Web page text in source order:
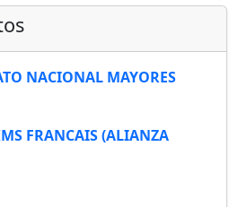
NACIONAL MAYORES
FRANCAIS (ALIANZA